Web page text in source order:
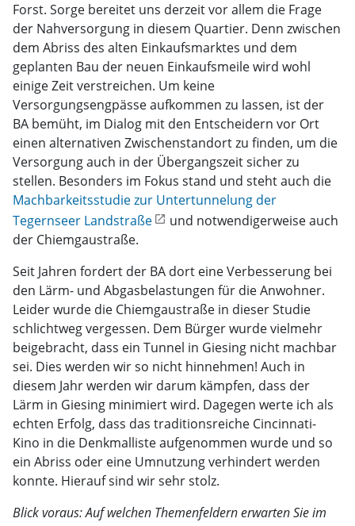
Forst. Sorge bereitet uns derzeit vor allem die Frage
der Nahversorgung in diesem Quartier. Denn zwischen
dem Abriss des alten Einkaufsmarktes und dem
geplanten Bau der neuen Einkaufsmeile wird wohl
einige Zeit verstreichen. Um keine
Versorgungsengpässe aufkommen zu lassen, ist der
BA bemüht, im Dialog mit den Entscheidern vor Ort
einen alternativen Zwischenstandort zu finden, um die
Versorgung auch in der Übergangszeit sicher zu
stellen. Besonders im Fokus stand und steht auch die
Machbarkeitsstudie zur Untertunnelung der
Tegernseer Landstraße
und notwendigerweise auch
der Chiemgaustraße.
Seit Jahren fordert der BA dort eine Verbesserung bei
den Lärm- und Abgasbelastungen für die Anwohner.
Leider wurde die Chiemgaustraße in dieser Studie
schlichtweg vergessen. Dem Bürger wurde vielmehr
beigebracht, dass ein Tunnel in Giesing nicht machbar
sei. Dies werden wir so nicht hinnehmen! Auch in
diesem Jahr werden wir darum kämpfen, dass der
Lärm in Giesing minimiert wird. Dagegen werte ich als
echten Erfolg, dass das traditionsreiche Cincinnati-
Kino in die Denkmalliste aufgenommen wurde und so
ein Abriss oder eine Umnutzung verhindert werden
konnte. Hierauf sind wir sehr stolz.
Blick voraus: Auf welchen Themenfeldern erwarten Sie im